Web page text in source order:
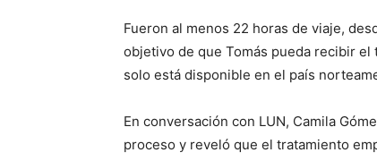
Fueron al menos 22 horas de viaje,
objetivo de que Tomás pueda recibir
solo está disponible en el país
En conversación con LUN, Camila
proceso y reveló que el tratamiento